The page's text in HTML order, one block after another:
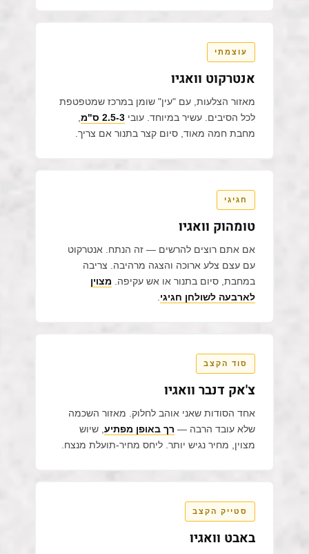
עוצמתי
אנטרקוט וואגיו
מאזור הצלעות, עם "עין" שומן במרכז שמטפטפת
לכל הסיבים. עשיר במיוחד. עובי 2.5-3 ס"מ
מחבת חמה מאוד, סיום קצר בתנור אם צריך.
חגיגי
טומהוק וואגיו
אם אתם רוצים להרשים — זה הנתח. אנטרקוט
עם עצם צלע ארוכה והצגה מרהיבה. צריבה
במחבת, סיום בתנור או אש עקיפה. מצוין
לארבעה לשולחן חגיגי
סוד הקצב
צ'אק דנבר וואגיו
אחד הסודות שאני אוהב לחלוק. מאזור השכמה
שלא עובד הרבה — רך באופן מפתיע , שיוש
מצוין, מחיר נגיש יותר. ליחס מחיר-תועלת מנצח.
סטייק הקצב
באבט וואגיו